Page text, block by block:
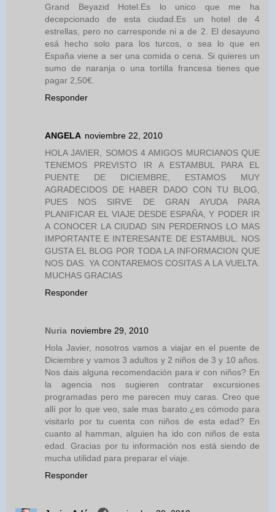
Grand Beyazid Hotel.Es lo unico que me ha
decepcionado de esta ciudad.Es un hotel de 4
estrellas, pero no carresponde ni a de 2. El desayuno
esá hecho solo para los turcos, o sea lo que en
España viene a ser una comida o cena. Si quieres un
sumo de naranja o una tortilla francesa tienes que
pagar 2,50€.
Responder
ANGELA noviembre 22, 2010
HOLA JAVIER, SOMOS 4 AMIGOS MURCIANOS QUE
TENEMOS PREVISTO IR A ESTAMBUL PARA EL
PUENTE DE DICIEMBRE, ESTAMOS MUY
AGRADECIDOS DE HABER DADO CON TU BLOG,
PUES NOS SIRVE DE GRAN AYUDA PARA
PLANIFICAR EL VIAJE DESDE ESPAÑA, Y PODER IR
A CONOCER LA CIUDAD SIN PERDERNOS LO MAS
IMPORTANTE E INTERESANTE DE ESTAMBUL. NOS
GUSTA EL BLOG POR TODA LA INFORMACION QUE
NOS DAS. YA CONTAREMOS COSITAS A LA VUELTA.
MUCHAS GRACIAS
Responder
Nuria noviembre 29, 2010
Hola Javier, nosotros vamos a viajar en el puente de
Diciembre y vamos 3 adultos y 2 niños de 3 y 10 años.
Nos dais alguna recomendación para ir con niños? En
la agencia nos sugieren contratar excursiones
programadas pero me parecen muy caras. Creo que
allí por lo que veo, sale mas barato.¿es cómodo para
visitarlo por tu cuenta con niños de esta edad? En
cuanto al hamman, alguien ha ido con niños de esta
edad. Gracias por tu información nos está siendo de
mucha utilidad para preparar el viaje.
Responder